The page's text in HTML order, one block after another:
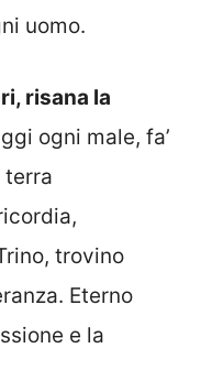
uomo.
risana la
ogni male, fa’
trovino
Eterno
e la